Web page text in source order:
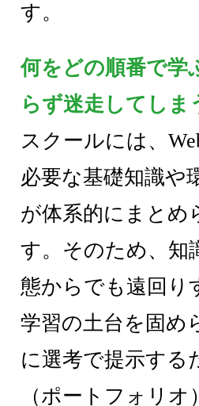
す。
何をどの順番で学
らず迷走してしま
スクールには、
必要な基礎知識や
が体系的にまとめ
す。そのため、知
態からでも遠回り
学習の土台を固め
に選考で提示する
（ポートフォリ